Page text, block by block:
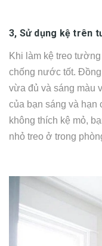
3, Sử dụng kệ trên
Khi làm kệ treo
chống nước tốt.
vừa đủ và sáng màu
của bạn sáng và hạn
không thích kệ mỏ,
nhỏ treo ở trong